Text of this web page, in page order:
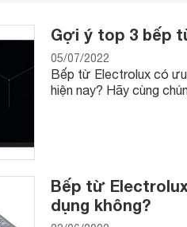
giúp làm tăng thêm phần
để lựa chọn công suất và
hợp cho mọi căn bếp hiện
nước, hấp cùng với 8 mức
điện năng hơn. Ngoài ra bếp
Gợi ý top 3 bếp
05/07/2022
Bếp từ Electrolux có
hiện nay? Hãy cùng
Bếp từ
dụng không?